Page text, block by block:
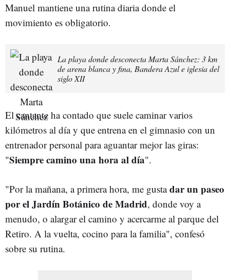
Manuel mantiene una rutina diaria donde el
movimiento es obligatorio.
La playa donde desconecta Marta Sánchez: 3 km
de arena blanca y fina, Bandera Azul e iglesia del
siglo XII
El cantante ha contado que suele caminar varios
kilómetros al día y que entrena en el gimnasio con un
entrenador personal para aguantar mejor las giras:
"Siempre camino una hora al día".
"Por la mañana, a primera hora, me gustadar un paseo
por el Jardín Botánico de Madrid, donde voy a
menudo, o alargar el camino y acercarme al parque del
Retiro. A la vuelta, cocino para la familia", confesó
sobre su rutina.